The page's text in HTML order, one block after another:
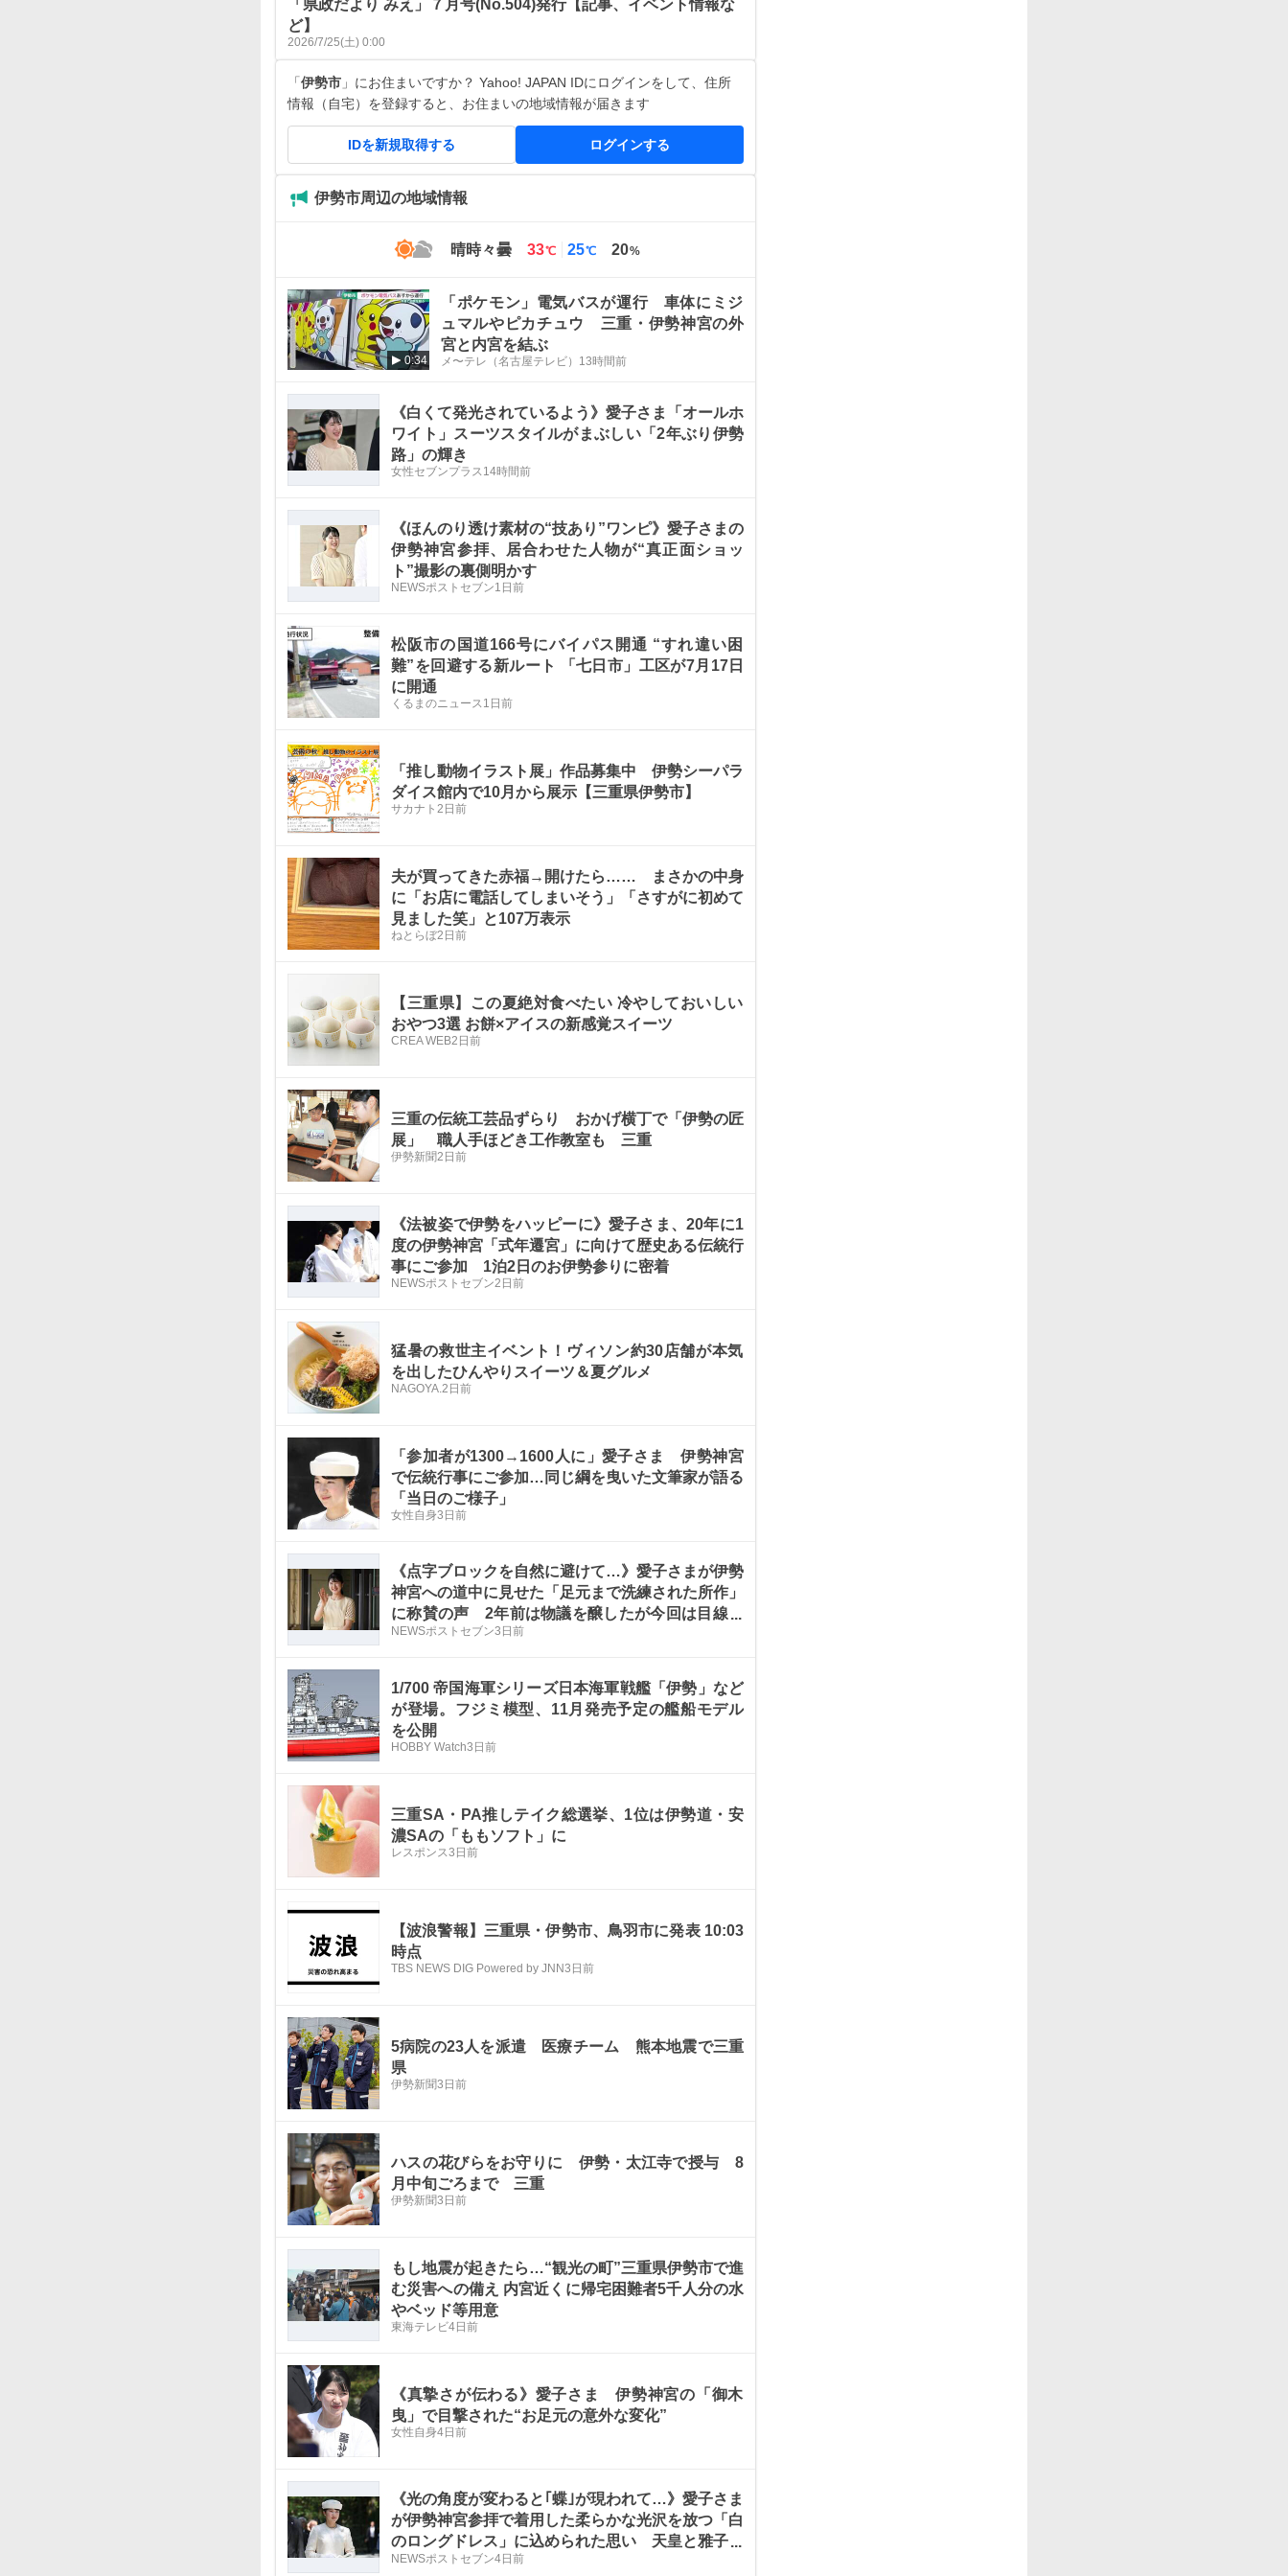
「県政だより みえ」７月号(No.504)発行【記事、イベント情報な
ど】
2026/7/25(土) 0:00
「伊勢市 」にお住まいですか？ Yahoo! JAPAN IDにログインをして、住所
情報（自宅）を登録すると、お住まいの地域情報が届きます
IDを新規取得する ログインする
伊勢市周辺の地域情報
晴時々曇
最
温
33℃
最
温
25℃ 20%
0:34
「ポケモン」電気バスが運行 車体にミジ
ュマルやピカチュウ 三重・伊勢神宮の外
宮と内宮を結ぶ
メ〜テレ（名古屋テレビ） 13時間前
《白くて発光されているよう》愛子さま「オールホ
ワイト」スーツスタイルがまぶしい「2年ぶり伊勢
路」の輝き
女性セブンプラス 14時間前
《ほんのり透け素材の“技あり”ワンピ》愛子さまの
伊勢神宮参拝、居合わせた人物が“真正面ショッ
ト”撮影の裏側明かす
NEWSポストセブン1日前
松阪市の国道166号にバイパス開通 “すれ違い困
難”を回避する新ルート 「七日市」工区が7月17日
に開通
くるまのニュース 1日前
「推し動物イラスト展」作品募集中 伊勢シーパラ
ダイス館内で10月から展示【三重県伊勢市】
サカナト 2日前
夫が買ってきた赤福→開けたら…… まさかの中身
に「お店に電話してしまいそう」「さすがに初めて
見ました笑」と107万表示
ねとらぼ2日前
【三重県】この夏絶対食べたい 冷やしておいしい
おやつ3選 お餅×アイスの新感覚スイーツ
CREA WEB2日前
三重の伝統工芸品ずらり おかげ横丁で「伊勢の匠
展」 職人手ほどき工作教室も 三重
伊勢新聞2日前
《法被姿で伊勢をハッピーに》愛子さま、20年に1
度の伊勢神宮「式年遷宮」に向けて歴史ある伝統行
事にご参加 1泊2日のお伊勢参りに密着
NEWSポストセブン2日前
猛暑の救世主イベント！ヴィソン約30店舗が本気
を出したひんやりスイーツ＆夏グルメ
NAGOYA. 2日前
「参加者が1300→1600人に」愛子さま 伊勢神宮
で伝統行事にご参加…同じ綱を曳いた文筆家が語る
「当日のご様子」
女性自身3日前
《点字ブロックを自然に避けて…》愛子さまが伊勢
神宮への道中に見せた「足元まで洗練された所作」
に称賛の声 2年前は物議を醸したが今回は目線を
落とすこともない自然な歩みに
NEWSポストセブン3日前
1/700 帝国海軍シリーズ日本海軍戦艦「伊勢」など
が登場。フジミ模型、11月発売予定の艦船モデル
を公開
HOBBY Watch3日前
三重SA・PA推しテイク総選挙、1位は伊勢道・安
濃SAの「ももソフト」に
レスポンス3日前
【波浪警報】三重県・伊勢市、鳥羽市に発表 10:03
時点
TBS NEWS DIG Powered by JNN3日前
5病院の23人を派遣 医療チーム 熊本地震で三重
県
伊勢新聞3日前
ハスの花びらをお守りに 伊勢・太江寺で授与 8
月中旬ごろまで 三重
伊勢新聞3日前
もし地震が起きたら…“観光の町”三重県伊勢市で進
む災害への備え 内宮近くに帰宅困難者5千人分の水
やベッド等用意
東海テレビ4日前
《真摯さが伝わる》愛子さま 伊勢神宮の「御木
曳」で目撃された“お足元の意外な変化”
女性自身4日前
《光の角度が変わると｢蝶｣が現われて…》愛子さま
が伊勢神宮参拝で着用した柔らかな光沢を放つ「白
のロングドレス」に込められた思い 天皇と雅子さ
まの｢蝶の思い出｣を想起させる装い
NEWSポストセブン4日前